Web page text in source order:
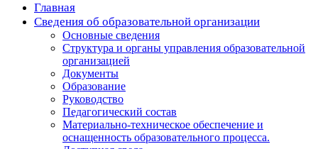
Главная
Сведения об образовательной организации
Основные сведения
Структура и органы управления образовательной
организацией
Документы
Образование
Руководство
Педагогический состав
Материально-техническое обеспечение и
оснащенность образовательного процесса.